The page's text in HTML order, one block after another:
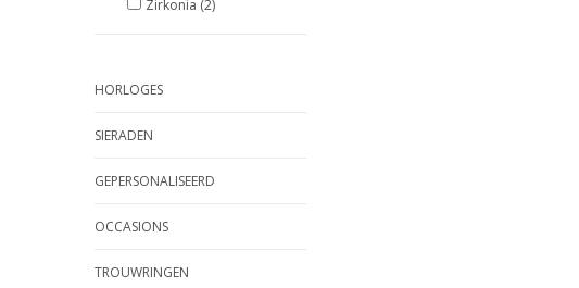
Zirkonia (2)
HORLOGES
SIERADEN
GEPERSONALISEERD
OCCASIONS
TROUWRINGEN